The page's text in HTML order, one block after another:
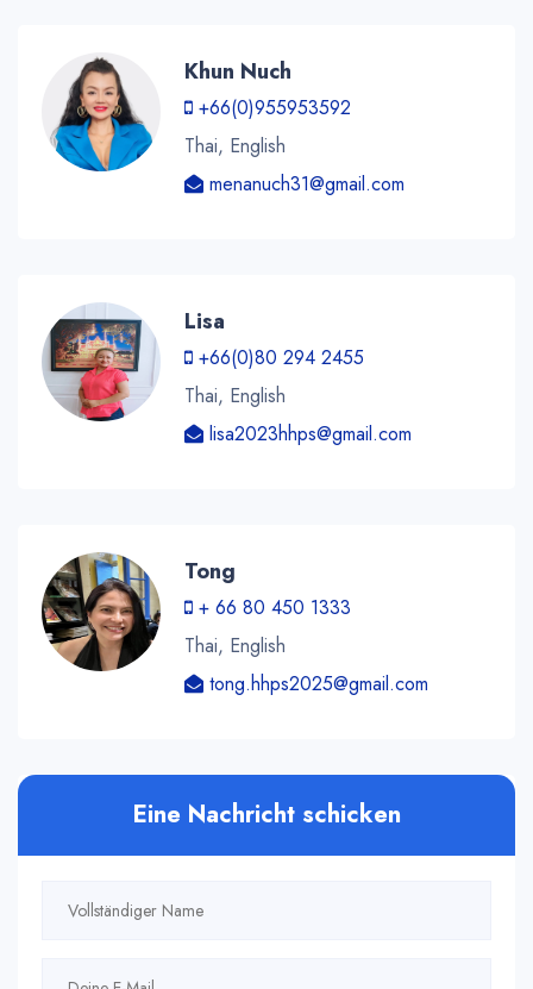
Khun Nuch
+66(0)955953592
Thai, English
menanuch31@gmail.com
Lisa
+66(0)80 294 2455
Thai, English
lisa2023hhps@gmail.com
Tong
+ 66 80 450 1333
Thai, English
tong.hhps2025@gmail.com
Eine Nachricht schicken